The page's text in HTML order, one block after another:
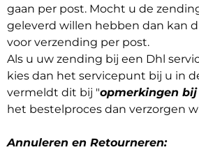
gaan per post. Mocht u de
geleverd willen hebben dan kan
voor verzending per post.
Als u uw zending bij een Dhl
kies dan het servicepunt bij u in
vermeldt dit bij "opmerkingen
het bestelproces dan verzorgen
Annuleren en Retourneren: